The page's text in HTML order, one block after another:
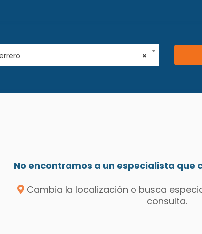
×
No encontramos a un especialista que
Cambia la localización o busca
consulta.